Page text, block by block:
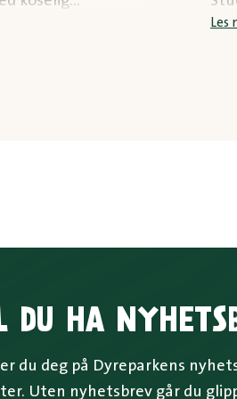
sjørøverstil og
Les
DU HA
du deg på Dyreparkens
Uten nyhetsbrev går du